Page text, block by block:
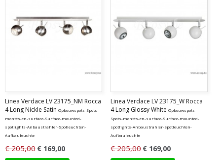
Linea Verdace LV 23175_NM Rocca
4 Long Nickle Satin Opbouwspots-Spots-
montés-en-surface-Surface-mounted-
spotlights-Anbaustrahler-Spotleuchten-
Aufbauleuchte
€ 205,00 € 169,00
Linea Verdace LV 23175_W Rocca
4 Long Glossy White Opbouwspots-
Spots-montés-en-surface-Surface-mounted-
spotlights-Anbaustrahler-Spotleuchten-
Aufbauleuchte
€ 205,00 € 169,00